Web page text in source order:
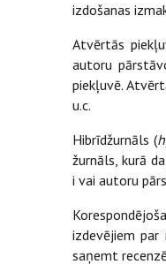
izdošanas
Atvērtās
autoru
piekļuvē.
u.c.
Hibrīdžurnāls (
žurnāls, kurā
i vai autoru
izdevējiem par
saņemt